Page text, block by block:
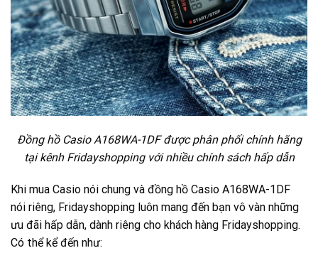
Đồng hồ Casio A168WA-1DF được phân phối chính hãng
tại kênh Fridayshopping với nhiều chính sách hấp dẫn
Khi mua Casio nói chung và đồng hồ Casio A168WA-1DF
nói riêng, Fridayshopping luôn mang đến bạn vô vàn những
ưu đãi hấp dẫn, dành riêng cho khách hàng Fridayshopping.
Có thể kể đến như: